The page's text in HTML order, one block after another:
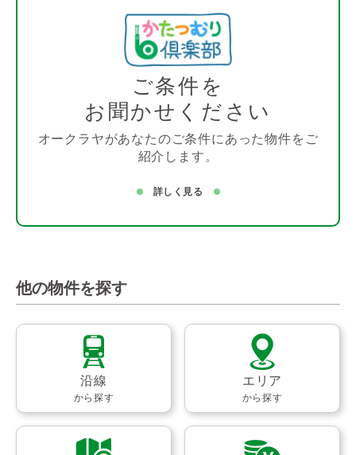
ご条件を
お聞かせください
オークラヤがあなたのご条件にあった物件をご
紹介します。
詳しく見る
他の物件を探す
沿線
から探す
エリア
から探す